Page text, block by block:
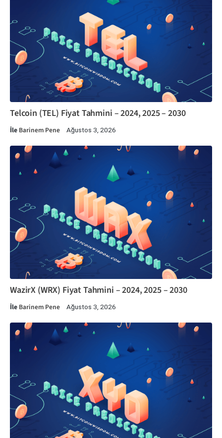
Telcoin (TEL) Fiyat Tahmini – 2024, 2025 – 2030
İle Barinem Pene Ağustos 3, 2026
WazirX (WRX) Fiyat Tahmini – 2024, 2025 – 2030
İle Barinem Pene Ağustos 3, 2026